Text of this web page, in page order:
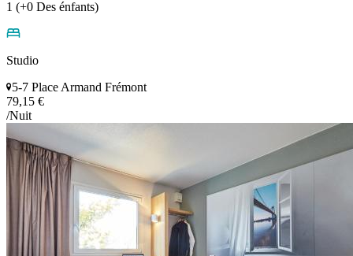
1 (+0 Des énfants)
Studio
5-7 Place Armand Frémont
79,15 €
/Nuit